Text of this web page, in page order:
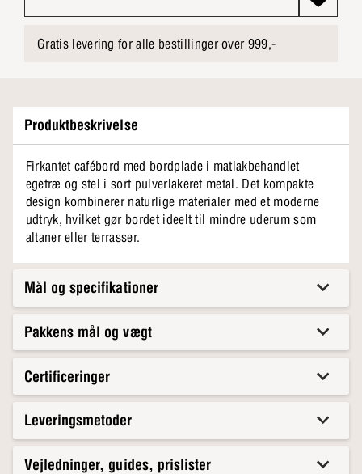
Gratis levering for alle bestillinger over 999,-
Produktbeskrivelse
Firkantet cafébord med bordplade i matlakbehandlet
egetræ og stel i sort pulverlakeret metal. Det kompakte
design kombinerer naturlige materialer med et moderne
udtryk, hvilket gør bordet ideelt til mindre uderum som
altaner eller terrasser.
Mål og specifikationer
Pakkens mål og vægt
Certificeringer
Leveringsmetoder
Vejledninger, guides, prislister